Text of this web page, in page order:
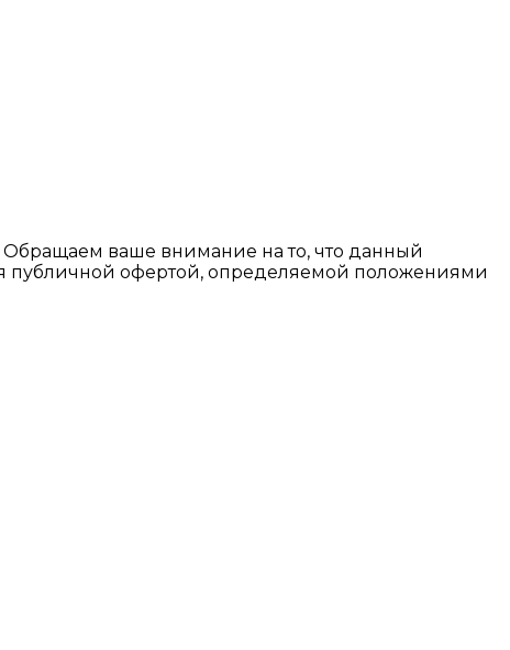
Обращаем ваше внимание на то, что данный
публичной офертой, определяемой положениями